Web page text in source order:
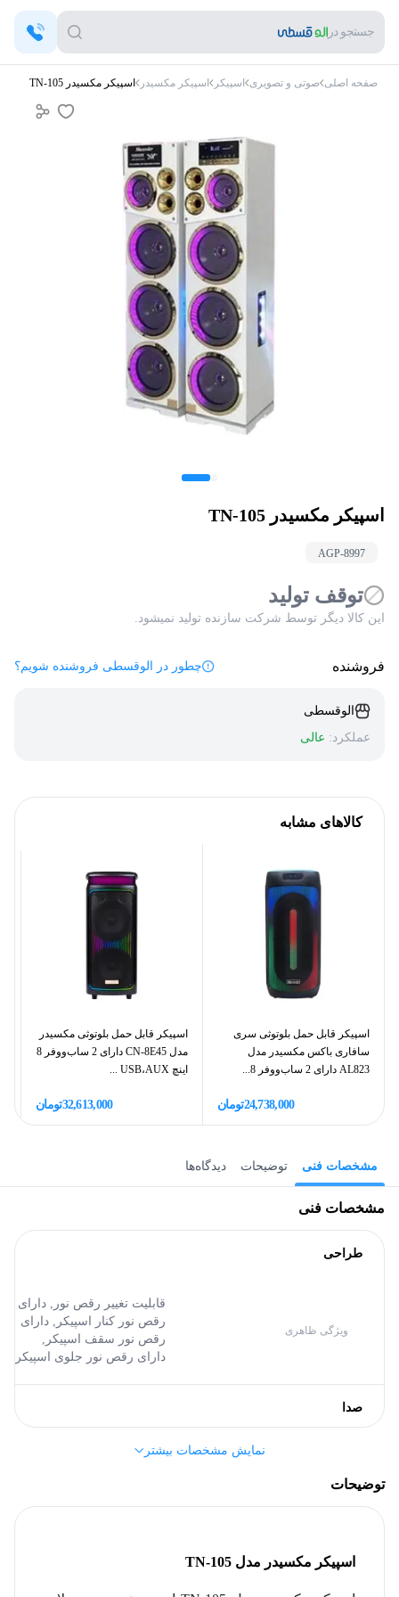
جستجو در
صفحه اصلی صوتی و تصویری اسپیکر اسپیکر مکسیدر اسپیکر مکسیدر TN-105
اسپیکر مکسیدر TN-105
AGP-8997
توقف تولید
این کالا دیگر توسط شرکت سازنده تولید نمیشود.
فروشنده چطور در الوقسطی فروشنده شویم؟
الوقسطی
عملکرد: عالی
کالاهای مشابه
اسپیکر قابل حمل بلوتوثی سری
سافاری باکس مکسیدر مدل
AL823 دارای 2 ساب‌ووفر 8...
24,738,000تومان
اسپیکر قابل حمل بلوتوثی مکسیدر
مدل CN-8E45 دارای 2 ساب‌ووفر 8
اینچ USB،AUX ...
32,613,000تومان
مشخصات فنی توضیحات دیدگاه‌ها
مشخصات فنی
طراحی
ویژگی ظاهری
قابلیت تغییر رقص نور, دارای
رقص نور کنار اسپیکر, دارای
رقص نور سقف اسپیکر,
دارای رقص نور جلوی اسپیکر
صدا
ایستاده
مشخصات کلی
برند
نمایش مشخصات بیشتر
توضیحات
اسپیکر مکسیدر مدل TN-105